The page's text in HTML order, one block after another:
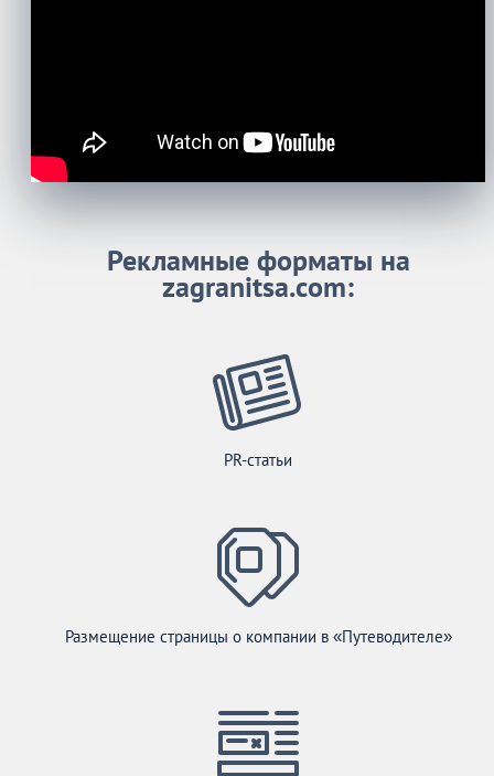
Рекламные форматы на
zagranitsa.com:
PR-статьи
Размещение страницы о компании в «Путеводителе»